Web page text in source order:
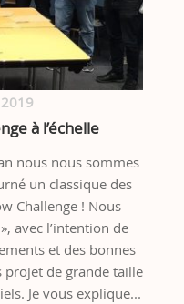
à l’échelle
nous nous sommes
un classique des
Challenge ! Nous
avec l’intention de
et des bonnes
projet de grande taille
Je vous explique...